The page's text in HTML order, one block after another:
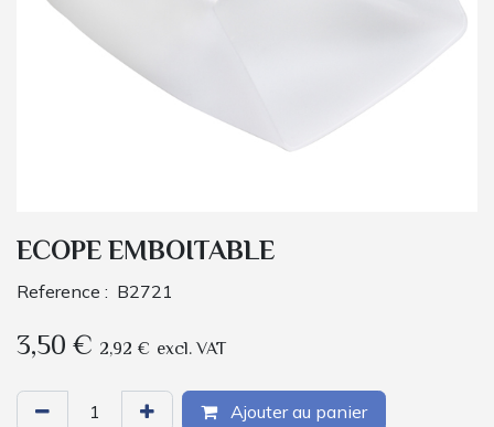
ECOPE EMBOITABLE
Reference : B2721
3,50€ 2,92 € excl. VAT
Ajouter au panier